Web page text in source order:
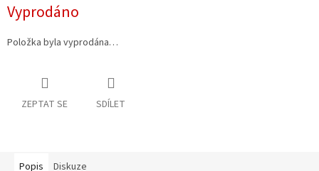
cena:
Vyprodáno
Položka byla vyprodána…
ZEPTAT SE SDÍLET
Popis Diskuze